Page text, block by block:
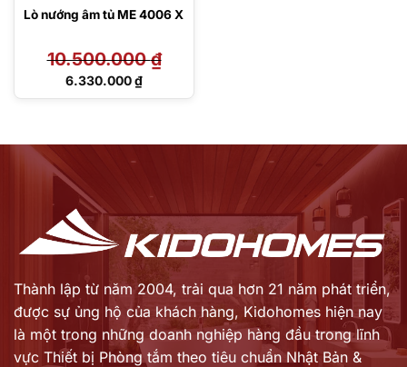
Lò nướng âm tủ ME 4006 X
10.500.000₫
Giá
6.330.000₫
Giá
Thành lập từ năm 2004, trải qua hơn 21 năm phát triển,
được sự ủng hộ của khách hàng, Kidohomes hiện nay
là một trong những doanh nghiệp hàng đầu trong lĩnh
vực Thiết bị Phòng tắm theo tiêu chuẩn Nhật Bản &